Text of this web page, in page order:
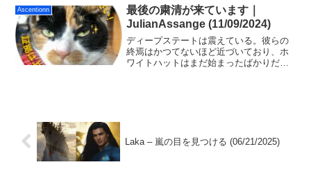
ィングして）、光と闇を統合して進んで
ください。
Ascentionn
最後の粛清が来ています｜
JulianAssange (11/09/2024)
ディープステートは震えている。彼らの
終焉はかつてないほど近づいており、ホ
ワイトハットはまだ始まったばかりだ。
Laka – 嵐の目を見つける (06/21/2025)